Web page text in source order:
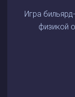
Игра
физикой